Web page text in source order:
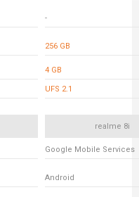
-
256 GB
4 GB
UFS 2.1
realme 8i
Google Mobile Services
Android